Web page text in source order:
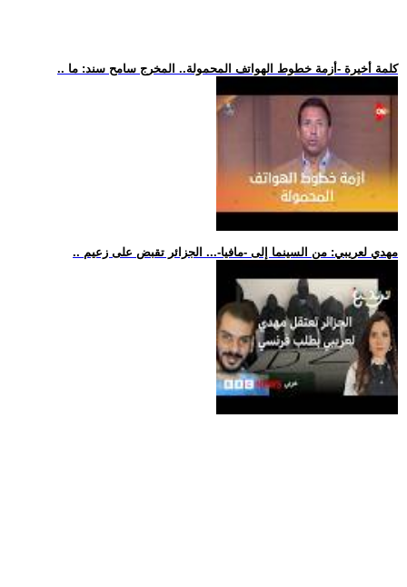
.. كلمة أخيرة -أزمة خطوط الهواتف المحمولة.. المخرج سامح سند: ما
.. مهدي لعريبي: من السينما إلى -مافيا-... الجزائر تقبض على زعيم